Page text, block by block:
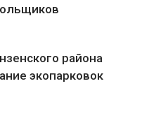
района
экопарковок